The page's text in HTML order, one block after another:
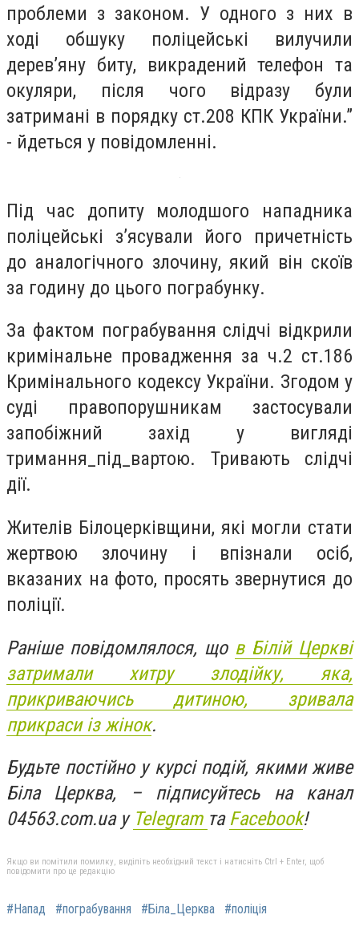
проблеми з законом. У одного з них в
ході обшуку поліцейські вилучили
дерев’яну биту, викрадений телефон та
окуляри, після чого відразу були
затримані в порядку ст.208 КПК України.”
- йдеться у повідомленні.
Під час допиту молодшого нападника
поліцейські з’ясували його причетність
до аналогічного злочину, який він скоїв
за годину до цього пограбунку.
За фактом пограбування слідчі відкрили
кримінальне провадження за ч.2 ст.186
Кримінального кодексу України. Згодом у
суді правопорушникам застосували
запобіжний захід у вигляді
тримання_під_вартою. Тривають слідчі
дії.
Жителів Білоцерківщини, які могли стати
жертвою злочину і впізнали осіб,
вказаних на фото, просять звернутися до
поліції.
Раніше повідомлялося, що в Білій Церкві
затримали хитру злодійку, яка,
прикриваючись дитиною, зривала
прикраси із жінок.
Будьте постійно у курсі подій, якими живе
Біла Церква, – підписуйтесь на канал
04563.com.ua у Telegram та Facebook!
Якщо ви помітили помилку, виділіть необхідний текст і натисніть Ctrl + Enter, щоб
повідомити про це редакцію
#Напад #пограбування #Біла_Церква #поліція